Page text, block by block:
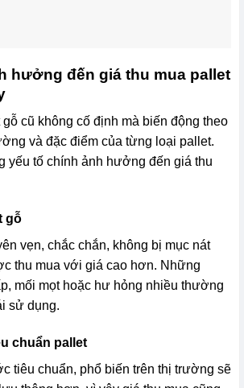
hưởng đến giá thu mua pallet
cũ không cố định mà biến động theo
và đặc điểm của từng loại pallet.
yếu tố chính ảnh hưởng đến giá thu
gỗ
vẹn, chắc chắn, không bị mục nát
thu mua với giá cao hơn. Những
mối mọt hoặc hư hỏng nhiều thường
sử dụng.
chuẩn pallet
tiêu chuẩn, phổ biến trên thị trường sẽ